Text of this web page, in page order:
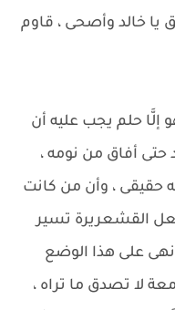
يا خالد وأصحى ، قاوم
إلَّا حلم يجب عليه أن
حتى أفاق من نومه ،
حقيقى ، وأن من كانت
القشعريرة تسير
نهى على هذا الوضع
لا تصدق ما تراه ،